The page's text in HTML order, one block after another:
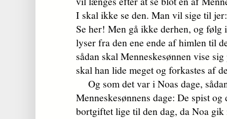
I skal ikke se den. Man vil sige til
Se her! Men gå ikke derhen, og følg
lyser fra den ene ende af himlen til
sådan skal Menneskesønnen vise
skal han lide meget og forkastes af
Og som det var i Noas dage,
Menneskesønnens dage: De spist
bortgiftet lige til den dag, da Noa